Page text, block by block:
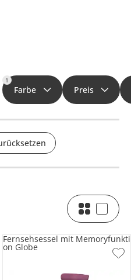
1
Farbe Preis
Fernsehsessel mit Memoryfunkti
on Globe